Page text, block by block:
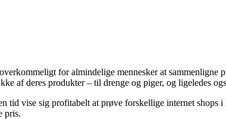
for almindelige mennesker at
af deres produkter – til drenge og piger, og ligeledes
tid vise sig profitabelt at prøve forskellige internet shops
pris.